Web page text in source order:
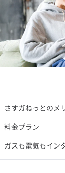
さすガねっとのメ
料金プラン
ガスも電気もイン